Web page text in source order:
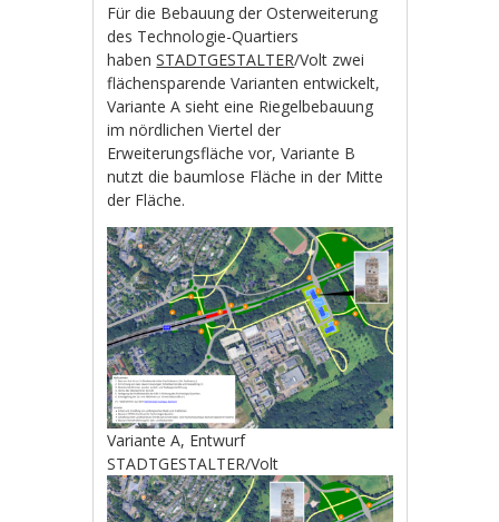
Für die Bebauung der Osterweiterung
des Technologie-Quartiers
habenSTADTGESTALTER/Volt zwei
flächensparende Varianten entwickelt,
Variante A sieht eine Riegelbebauung
im nördlichen Viertel der
Erweiterungsfläche vor, Variante B
nutzt die baumlose Fläche in der Mitte
der Fläche.
Variante A, Entwurf
STADTGESTALTER/Volt